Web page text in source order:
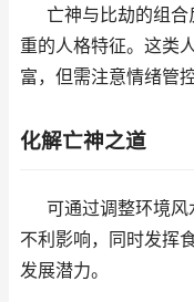
亡神与比劫的组
重的人格特征。这类
富，但需注意情绪管
化解亡神之道
可通过调整环境
不利影响，同时发挥
发展潜力。